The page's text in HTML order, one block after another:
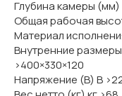
Глубина камеры (мм)
Общая рабочая
Материал
Внутренние
>400×330×120
Напряжение (В) В